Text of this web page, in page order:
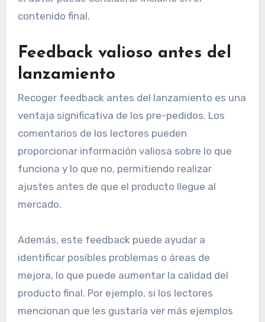
contenido final.
Feedback valioso antes del
lanzamiento
Recoger feedback antes del lanzamiento es una
ventaja significativa de los pre-pedidos. Los
comentarios de los lectores pueden
proporcionar información valiosa sobre lo que
funciona y lo que no, permitiendo realizar
ajustes antes de que el producto llegue al
mercado.
Además, este feedback puede ayudar a
identificar posibles problemas o áreas de
mejora, lo que puede aumentar la calidad del
producto final. Por ejemplo, si los lectores
mencionan que les gustaría ver más ejemplos